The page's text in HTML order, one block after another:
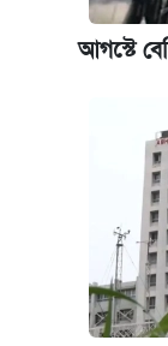
আগস্টে